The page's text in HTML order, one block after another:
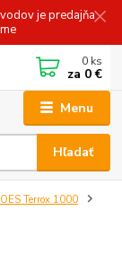
je predajňa
Menu
Hľadať
0 ks
za 0 €
Terrox 1000